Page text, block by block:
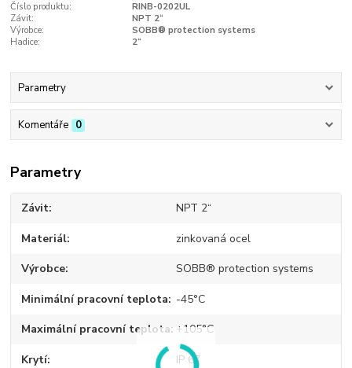
Číslo produktu:
RINB-0202UL
Závit:
NPT 2“
Výrobce:
SOBB® protection systems
Hadice:
2“
Parametry
Komentáře 0
Parametry
Závit NPT 2“
Materiál zinkovaná ocel
Výrobce SOBB® protection systems
Minimální pracovní teplota -45°C
Maximální pracovní teplota +105°C
Krytí IP 67